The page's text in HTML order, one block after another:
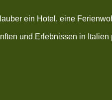
ein Hotel, eine
und Erlebnissen in Italien